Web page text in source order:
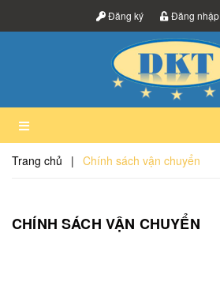
Đăng ký Đăng nhập
Trang chủ | Chính sách vận chuyển
CHÍNH SÁCH VẬN CHUYỂN